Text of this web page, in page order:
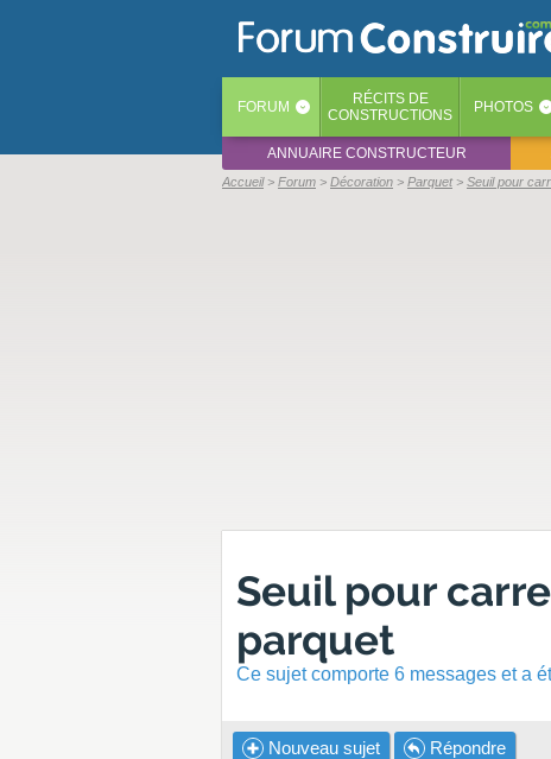
FORUM ‹ RÉCITS DE
CONSTRUCTIONS
PHOTOS ‹
ANNUAIRE CONSTRUCTEUR
Accueil Forum Décoration Parquet Seuil pour
Seuil pour
parquet
Ce sujet comporte 6 messages et a
Nouveau sujet Répondre